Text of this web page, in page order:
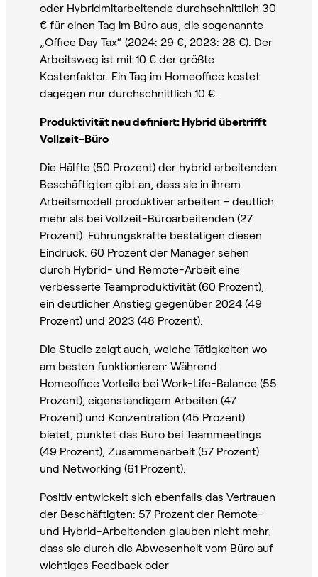
oder Hybridmitarbeitende durchschnittlich 30
€ für einen Tag im Büro aus, die sogenannte
„Office Day Tax“ (2024: 29 €, 2023: 28 €). Der
Arbeitsweg ist mit 10 € der größte
Kostenfaktor. Ein Tag im Homeoffice kostet
dagegen nur durchschnittlich 10 €.
Produktivität neu definiert: Hybrid übertrifft
Vollzeit-Büro
Die Hälfte (50 Prozent) der hybrid arbeitenden
Beschäftigten gibt an, dass sie in ihrem
Arbeitsmodell produktiver arbeiten – deutlich
mehr als bei Vollzeit-Büroarbeitenden (27
Prozent). Führungskräfte bestätigen diesen
Eindruck: 60 Prozent der Manager sehen
durch Hybrid- und Remote-Arbeit eine
verbesserte Teamproduktivität (60 Prozent),
ein deutlicher Anstieg gegenüber 2024 (49
Prozent) und 2023 (48 Prozent).
Die Studie zeigt auch, welche Tätigkeiten wo
am besten funktionieren: Während
Homeoffice Vorteile bei Work-Life-Balance (55
Prozent), eigenständigem Arbeiten (47
Prozent) und Konzentration (45 Prozent)
bietet, punktet das Büro bei Teammeetings
(49 Prozent), Zusammenarbeit (57 Prozent)
und Networking (61 Prozent).
Positiv entwickelt sich ebenfalls das Vertrauen
der Beschäftigten: 57 Prozent der Remote-
und Hybrid-Arbeitenden glauben nicht mehr,
dass sie durch die Abwesenheit vom Büro auf
wichtiges Feedback oder